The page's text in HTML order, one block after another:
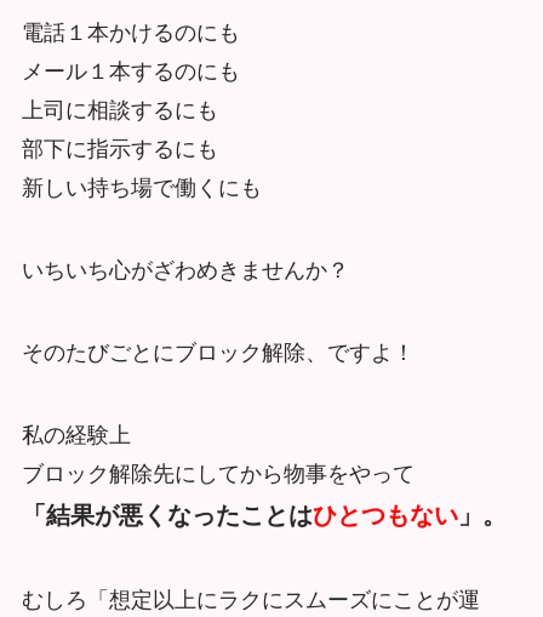
電話１本かけるのにも
メール１本するのにも
上司に相談するにも
部下に指示するにも
新しい持ち場で働くにも
いちいち心がざわめきませんか？
そのたびごとにブロック解除、ですよ！
私の経験上
ブロック解除先にしてから物事をやって
「結果が悪くなったことはひとつもない」。
むしろ「想定以上にラクにスムーズにことが運